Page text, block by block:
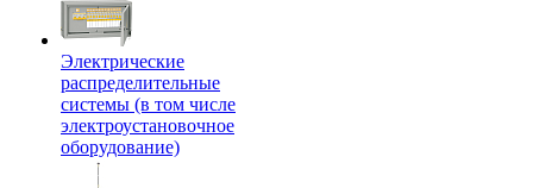
Электрические
распределительные
системы (в том числе
электроустановочное
оборудование)